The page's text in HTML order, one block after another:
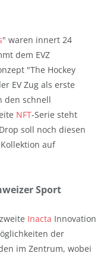
" waren innert 24
dem EVZ
"The Hockey
EV Zug als erste
den schnell
NFT-Serie steht
soll noch diesen
auf
Sport
Inacta Innovation
der
im Zentrum, wobei